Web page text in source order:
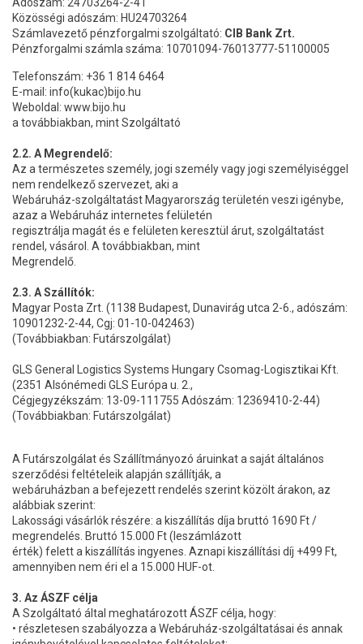
Közösségi adószám: HU24703264
Számlavezető pénzforgalmi szolgáltató: CIB Bank Zrt.
Pénzforgalmi számla száma: 10701094-76013777-51100005
Telefonszám: +36 1 814 6464
E-mail: info(kukac)bijo.hu
Weboldal: www.bijo.hu
a továbbiakban, mint Szolgáltató
2.2. A Megrendelő:
Az a természetes személy, jogi személy vagy jogi személyiséggel
nem rendelkező szervezet, aki a
Webáruház-szolgáltatást Magyarország területén veszi igénybe,
azaz a Webáruház internetes felületén
regisztrálja magát és e felületen keresztül árut, szolgáltatást
rendel, vásárol. A továbbiakban, mint
Megrendelő.
2.3. A Szállítók:
Magyar Posta Zrt. (1138 Budapest, Dunavirág utca 2-6., adószám:
10901232-2-44, Cgj: 01-10-042463)
(Továbbiakban: Futárszolgálat)
GLS General Logistics Systems Hungary Csomag-Logisztikai Kft.
(2351 Alsónémedi GLS Európa u. 2.,
Cégjegyzékszám: 13-09-111755 Adószám: 12369410-2-44)
(Továbbiakban: Futárszolgálat)
A Futárszolgálat és Szállítmányozó áruinkat a saját általános
szerződési feltételeik alapján szállítják, a
webáruházban a befejezett rendelés szerint közölt árakon, az
alábbiak szerint:
Lakossági vásárlók részére: a kiszállítás díja bruttó 1690 Ft /
megrendelés. Bruttó 15.000 Ft (leszámlázott
érték) felett a kiszállítás ingyenes. Aznapi kiszállítási díj +499 Ft,
amennyiben nem éri el a 15.000 HUF-ot.
3. Az ÁSZF célja
A Szolgáltató által meghatározott ÁSZF célja, hogy:
• részletesen szabályozza a Webáruház-szolgáltatásai és annak